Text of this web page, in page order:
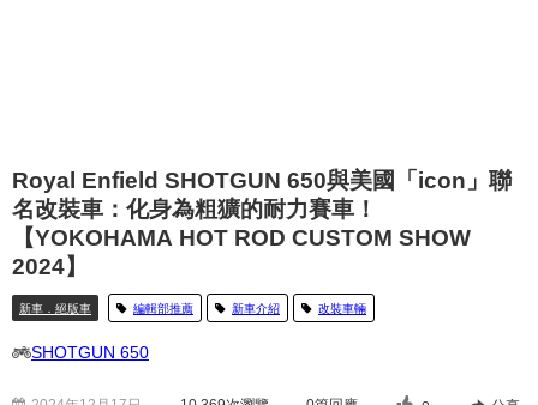
Royal Enfield SHOTGUN 650與美國「icon」聯
名改裝車：化身為粗獷的耐力賽車！
【YOKOHAMA HOT ROD CUSTOM SHOW
2024】
新車．絕版車 編輯部推薦 新車介紹 改裝車輛
SHOTGUN 650